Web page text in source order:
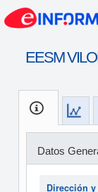
EESM
Datos
Dirección y